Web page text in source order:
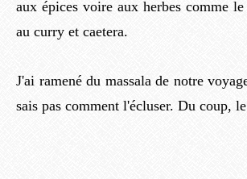
aux épices voire aux herbes comme
au curry et caetera.
J'ai ramené du massala de notre
sais pas comment l'écluser. Du coup,